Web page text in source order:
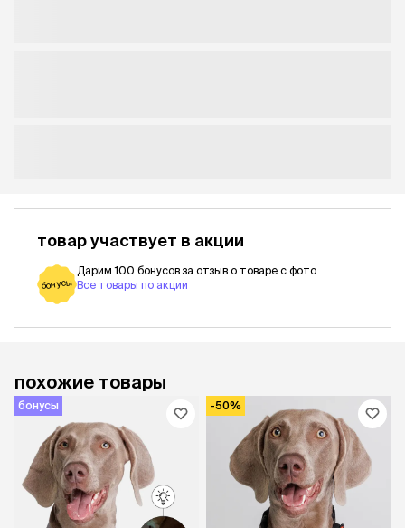
товар участвует в акции
бонусы
Дарим 100 бонусов за отзыв о товаре с фото
Все товары по акции
похожие товары
бонусы -50%